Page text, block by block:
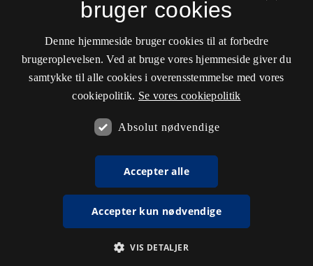
bruger cookies
Denne hjemmeside bruger cookies til at forbedre
brugeroplevelsen. Ved at bruge vores hjemmeside giver du
samtykke til alle cookies i overensstemmelse med vores
cookiepolitik. Se vores cookiepolitik
Absolut nødvendige
Accepter alle
Accepter kun nødvendige
VIS DETALJER